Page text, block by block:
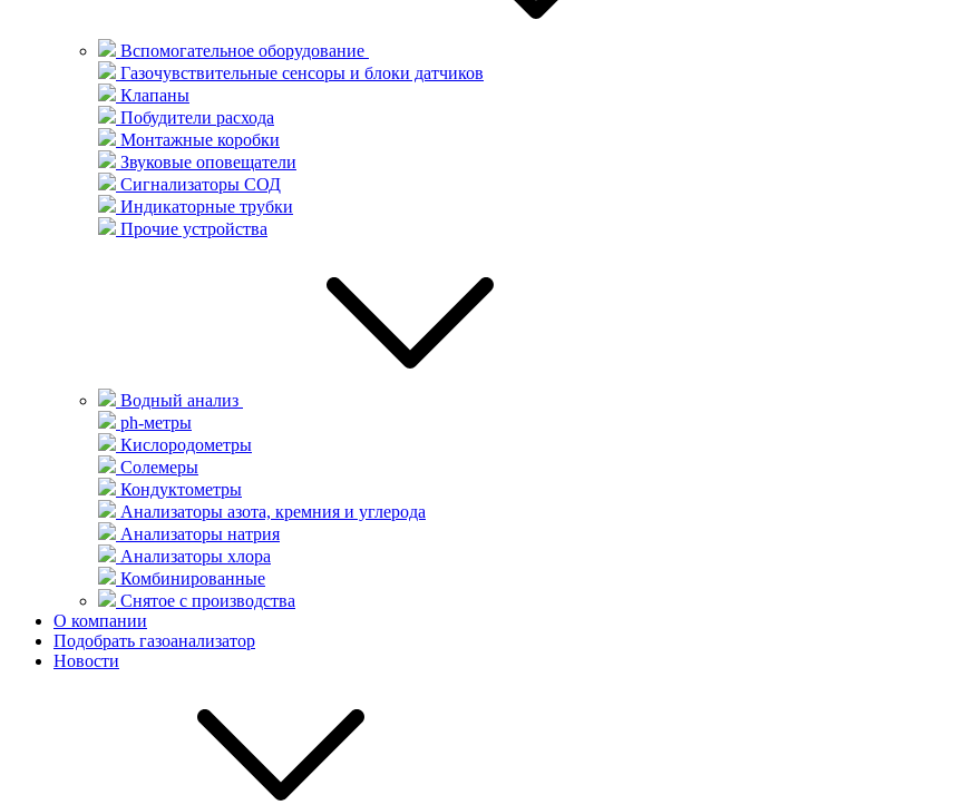
Вспомогательное оборудование
Газочувствительные сенсоры и блоки датчиков
Клапаны
Побудители расхода
Монтажные коробки
Звуковые оповещатели
Сигнализаторы СОД
Индикаторные трубки
Прочие устройства
Водный анализ
ph-метры
Кислородометры
Солемеры
Кондуктометры
Анализаторы азота, кремния и углерода
Анализаторы натрия
Анализаторы хлора
Комбинированные
Снятое с производства
О компании
Подобрать газоанализатор
Новости